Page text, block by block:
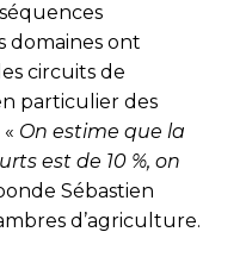
domaines ont
circuits de
particulier des
On estime que la
est de 10 %, on
Sébastien
d’agriculture.